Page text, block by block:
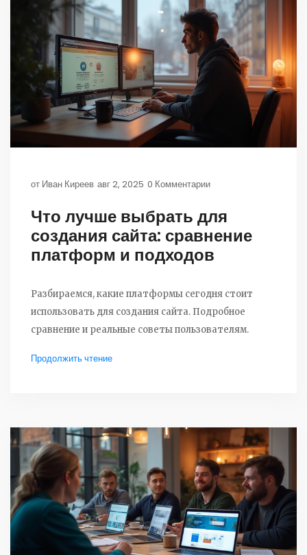
от Иван Киреев авг 2, 2025 0 Комментарии
Что лучше выбрать для
создания сайта: сравнение
платформ и подходов
Разбираемся, какие платформы сегодня стоит
использовать для создания сайта. Подробное
сравнение и реальные советы пользователям.
Продолжить чтение